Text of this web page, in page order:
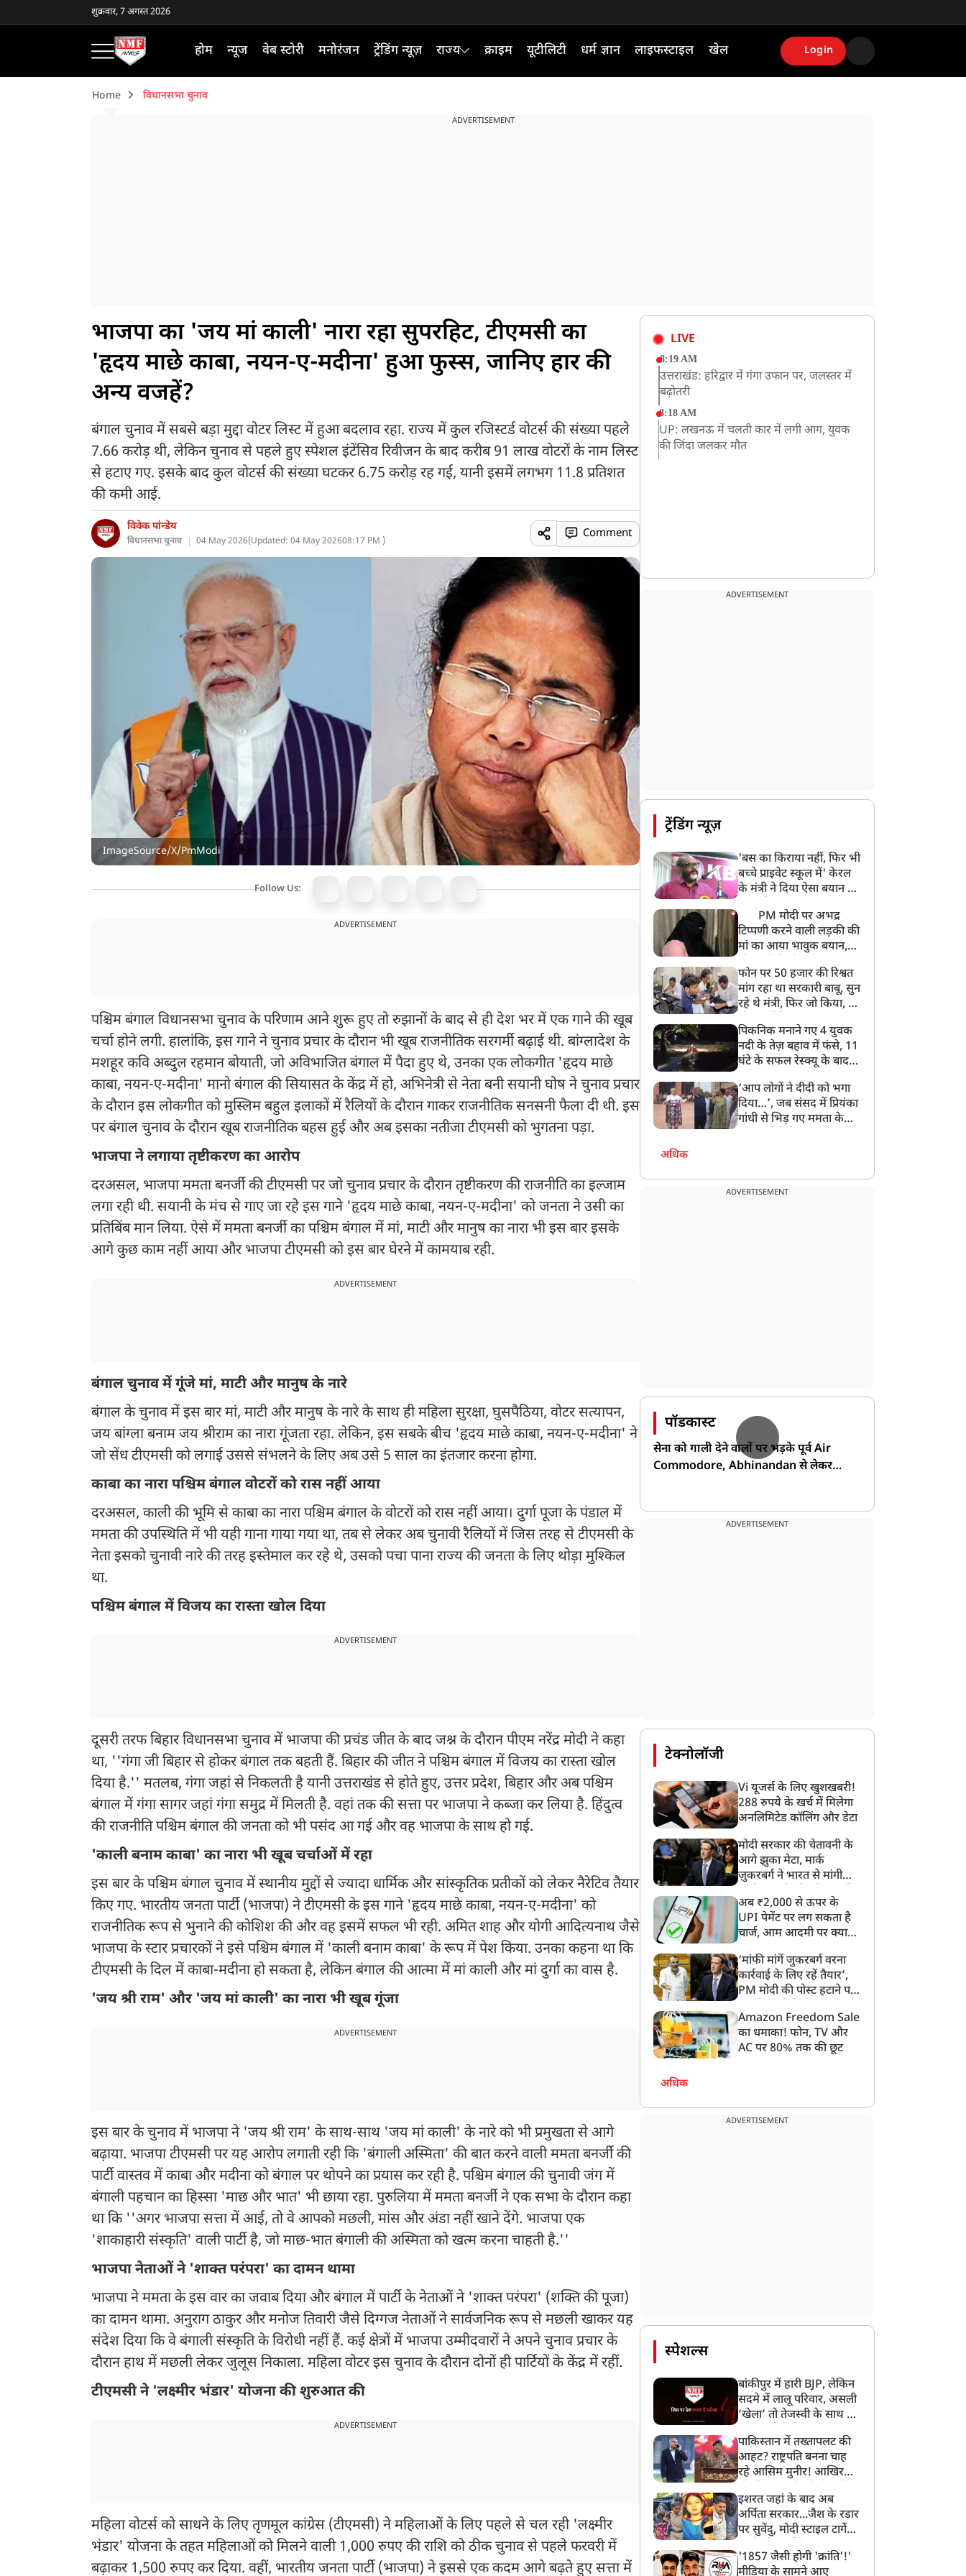
शुक्रवार, 7 अगस्त 2026
होम न्यूज वेब स्टोरी मनोरंजन ट्रेंडिंग न्यूज़ राज्य क्राइम यूटीलिटी धर्म ज्ञान लाइफस्टाइल खेल Login
Home विधानसभा चुनाव
ADVERTISEMENT
भाजपा का 'जय मां काली' नारा रहा सुपरहिट, टीएमसी का
'हृदय माछे काबा, नयन-ए-मदीना' हुआ फुस्स, जानिए हार की
अन्य वजहें?
बंगाल चुनाव में सबसे बड़ा मुद्दा वोटर लिस्ट में हुआ बदलाव रहा. राज्य में कुल रजिस्टर्ड वोटर्स की संख्या पहले
7.66 करोड़ थी, लेकिन चुनाव से पहले हुए स्पेशल इंटेंसिव रिवीजन के बाद करीब 91 लाख वोटरों के नाम लिस्ट
से हटाए गए. इसके बाद कुल वोटर्स की संख्या घटकर 6.75 करोड़ रह गई, यानी इसमें लगभग 11.8 प्रतिशत
की कमी आई.
विवेक पांन्डेय
विधानसभा चुनाव 04 May 2026(Updated: 04 May 202608:17 PM )
Comment
ImageSource/X/PmModi
Follow Us:
ADVERTISEMENT
पश्चिम बंगाल विधानसभा चुनाव के परिणाम आने शुरू हुए तो रुझानों के बाद से ही देश भर में एक गाने की खूब
चर्चा होने लगी. हालांकि, इस गाने ने चुनाव प्रचार के दौरान भी खूब राजनीतिक सरगर्मी बढ़ाई थी. बांग्लादेश के
मशहूर कवि अब्दुल रहमान बोयाती, जो अविभाजित बंगाल में पैदा हुए थे, उनका एक लोकगीत 'हृदय माछे
काबा, नयन-ए-मदीना' मानो बंगाल की सियासत के केंद्र में हो, अभिनेत्री से नेता बनी सयानी घोष ने चुनाव प्रचार
के दौरान इस लोकगीत को मुस्लिम बहुल इलाकों में रैलियों के दौरान गाकर राजनीतिक सनसनी फैला दी थी. इस
पर बंगाल चुनाव के दौरान खूब राजनीतिक बहस हुई और अब इसका नतीजा टीएमसी को भुगतना पड़ा.
भाजपा ने लगाया तृष्टीकरण का आरोप
दरअसल, भाजपा ममता बनर्जी की टीएमसी पर जो चुनाव प्रचार के दौरान तृष्टीकरण की राजनीति का इल्जाम
लगा रही थी. सयानी के मंच से गाए जा रहे इस गाने 'हृदय माछे काबा, नयन-ए-मदीना' को जनता ने उसी का
प्रतिबिंब मान लिया. ऐसे में ममता बनर्जी का पश्चिम बंगाल में मां, माटी और मानुष का नारा भी इस बार इसके
आगे कुछ काम नहीं आया और भाजपा टीएमसी को इस बार घेरने में कामयाब रही.
ADVERTISEMENT
बंगाल चुनाव में गूंजे मां, माटी और मानुष के नारे
बंगाल के चुनाव में इस बार मां, माटी और मानुष के नारे के साथ ही महिला सुरक्षा, घुसपैठिया, वोटर सत्यापन,
जय बांग्ला बनाम जय श्रीराम का नारा गूंजता रहा. लेकिन, इस सबके बीच 'हृदय माछे काबा, नयन-ए-मदीना' ने
जो सेंध टीएमसी को लगाई उससे संभलने के लिए अब उसे 5 साल का इंतजार करना होगा.
काबा का नारा पश्चिम बंगाल वोटरों को रास नहीं आया
दरअसल, काली की भूमि से काबा का नारा पश्चिम बंगाल के वोटरों को रास नहीं आया। दुर्गा पूजा के पंडाल में
ममता की उपस्थिति में भी यही गाना गाया गया था, तब से लेकर अब चुनावी रैलियों में जिस तरह से टीएमसी के
नेता इसको चुनावी नारे की तरह इस्तेमाल कर रहे थे, उसको पचा पाना राज्य की जनता के लिए थोड़ा मुश्किल
था.
पश्चिम बंगाल में विजय का रास्ता खोल दिया
ADVERTISEMENT
दूसरी तरफ बिहार विधानसभा चुनाव में भाजपा की प्रचंड जीत के बाद जश्न के दौरान पीएम नरेंद्र मोदी ने कहा
था, ''गंगा जी बिहार से होकर बंगाल तक बहती हैं. बिहार की जीत ने पश्चिम बंगाल में विजय का रास्ता खोल
दिया है.'' मतलब, गंगा जहां से निकलती है यानी उत्तराखंड से होते हुए, उत्तर प्रदेश, बिहार और अब पश्चिम
बंगाल में गंगा सागर जहां गंगा समुद्र में मिलती है. वहां तक की सत्ता पर भाजपा ने कब्जा कर लिया है. हिंदुत्व
की राजनीति पश्चिम बंगाल की जनता को भी पसंद आ गई और वह भाजपा के साथ हो गई.
'काली बनाम काबा' का नारा भी खूब चर्चाओं में रहा
इस बार के पश्चिम बंगाल चुनाव में स्थानीय मुद्दों से ज्यादा धार्मिक और सांस्कृतिक प्रतीकों को लेकर नैरेटिव तैयार
किए गए. भारतीय जनता पार्टी (भाजपा) ने टीएमसी के इस गाने 'हृदय माछे काबा, नयन-ए-मदीना' को
राजनीतिक रूप से भुनाने की कोशिश की और वह इसमें सफल भी रही. अमित शाह और योगी आदित्यनाथ जैसे
भाजपा के स्टार प्रचारकों ने इसे पश्चिम बंगाल में 'काली बनाम काबा' के रूप में पेश किया. उनका कहना था कि
टीएमसी के दिल में काबा-मदीना हो सकता है, लेकिन बंगाल की आत्मा में मां काली और मां दुर्गा का वास है.
'जय श्री राम' और 'जय मां काली' का नारा भी खूब गूंजा
ADVERTISEMENT
इस बार के चुनाव में भाजपा ने 'जय श्री राम' के साथ-साथ 'जय मां काली' के नारे को भी प्रमुखता से आगे
बढ़ाया. भाजपा टीएमसी पर यह आरोप लगाती रही कि 'बंगाली अस्मिता' की बात करने वाली ममता बनर्जी की
पार्टी वास्तव में काबा और मदीना को बंगाल पर थोपने का प्रयास कर रही है. पश्चिम बंगाल की चुनावी जंग में
बंगाली पहचान का हिस्सा 'माछ और भात' भी छाया रहा. पुरुलिया में ममता बनर्जी ने एक सभा के दौरान कहा
था कि ''अगर भाजपा सत्ता में आई, तो वे आपको मछली, मांस और अंडा नहीं खाने देंगे. भाजपा एक
'शाकाहारी संस्कृति' वाली पार्टी है, जो माछ-भात बंगाली की अस्मिता को खत्म करना चाहती है.''
भाजपा नेताओं ने 'शाक्त परंपरा' का दामन थामा
भाजपा ने ममता के इस वार का जवाब दिया और बंगाल में पार्टी के नेताओं ने 'शाक्त परंपरा' (शक्ति की पूजा)
का दामन थामा. अनुराग ठाकुर और मनोज तिवारी जैसे दिग्गज नेताओं ने सार्वजनिक रूप से मछली खाकर यह
संदेश दिया कि वे बंगाली संस्कृति के विरोधी नहीं हैं. कई क्षेत्रों में भाजपा उम्मीदवारों ने अपने चुनाव प्रचार के
दौरान हाथ में मछली लेकर जुलूस निकाला. महिला वोटर इस चुनाव के दौरान दोनों ही पार्टियों के केंद्र में रहीं.
टीएमसी ने 'लक्ष्मीर भंडार' योजना की शुरुआत की
ADVERTISEMENT
महिला वोटर्स को साधने के लिए तृणमूल कांग्रेस (टीएमसी) ने महिलाओं के लिए पहले से चल रही 'लक्ष्मीर
भंडार' योजना के तहत महिलाओं को मिलने वाली 1,000 रुपए की राशि को ठीक चुनाव से पहले फरवरी में
बढ़ाकर 1,500 रुपए कर दिया. वहीं, भारतीय जनता पार्टी (भाजपा) ने इससे एक कदम आगे बढ़ते हुए सत्ता में
LIVE
8:19 AM
उत्तराखंड: हरिद्वार में गंगा उफान पर, जलस्तर में
बढ़ोतरी
8:18 AM
UP: लखनऊ में चलती कार में लगी आग, युवक
की जिंदा जलकर मौत
ADVERTISEMENT
ट्रेंडिंग न्यूज़
'बस का किराया नहीं, फिर भी
बच्चे प्राइवेट स्कूल में' केरल
के मंत्री ने दिया ऐसा बयान की
PM मोदी पर अभद्र
टिप्पणी करने वाली लड़की की
मां का आया भावुक बयान,
बेटी को गोद लें प्रधानमंत्री
फोन पर 50 हजार की रिश्वत
मांग रहा था सरकारी बाबू, सुन
रहे थे मंत्री, फिर जो किया, वो
पिकनिक मनाने गए 4 युवक
नदी के तेज़ बहाव में फंसे, 11
घंटे के सफल रेस्क्यू के बाद
‘आप लोगों ने दीदी को भगा
दिया…’, जब संसद में प्रियंका
गांधी से भिड़ गए ममता के
अधिक
ADVERTISEMENT
पॉडकास्ट
सेना को गाली देने वालों पर भड़के पूर्व Air
Commodore, Abhinandan से लेकर
ADVERTISEMENT
टेक्नोलॉजी
Vi यूजर्स के लिए खुशखबरी!
288 रुपये के खर्च में मिलेगा
अनलिमिटेड कॉलिंग और डेटा
मोदी सरकार की चेतावनी के
आगे झुका मेटा, मार्क
ज़ुकरबर्ग ने भारत से मांगी
अब ₹2,000 से ऊपर के
UPI पेमेंट पर लग सकता है
चार्ज, आम आदमी पर क्या
‘मांफी मांगें जुकरबर्ग वरना
कार्रवाई के लिए रहें तैयार’,
PM मोदी की पोस्ट हटाने पर
लगाई फटकार
Amazon Freedom Sale
का धमाका! फोन, TV और
AC पर 80% तक की छूट
अधिक
ADVERTISEMENT
स्पेशल्स
बांकीपुर में हारी BJP, लेकिन
सदमे में लालू परिवार, असली
‘खेला’ तो तेजस्वी के साथ हो
पाकिस्तान में तख्तापलट की
आहट? राष्ट्रपति बनना चाह
रहे आसिम मुनीर! आखिर
बनाया मोहरा?
इशरत जहां के बाद अब
अर्पिता सरकार...जैश के रडार
पर सुवेंदु, मोदी स्टाइल टार्गेट
बड़ा एक्शन!
'1857 जैसी होगी 'क्रांति'!'
मीडिया के सामने आए